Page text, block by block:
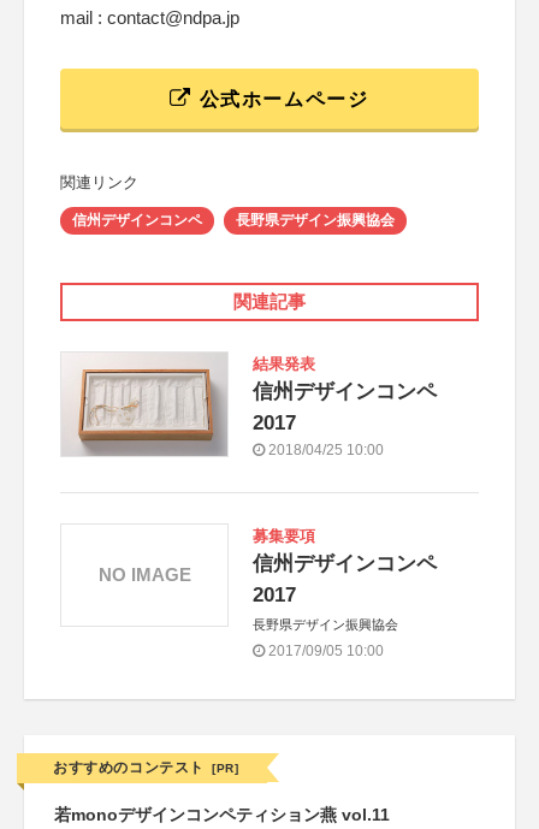
mail : contact@ndpa.jp
公式ホームページ
関連リンク
信州デザインコンペ 長野県デザイン振興協会
関連記事
結果発表
信州デザインコンペ
2017
2018/04/25 10:00
募集要項
信州デザインコンペ
2017
長野県デザイン振興協会
2017/09/05 10:00
NO IMAGE
おすすめのコンテスト [PR]
若monoデザインコンペティション燕 vol.11